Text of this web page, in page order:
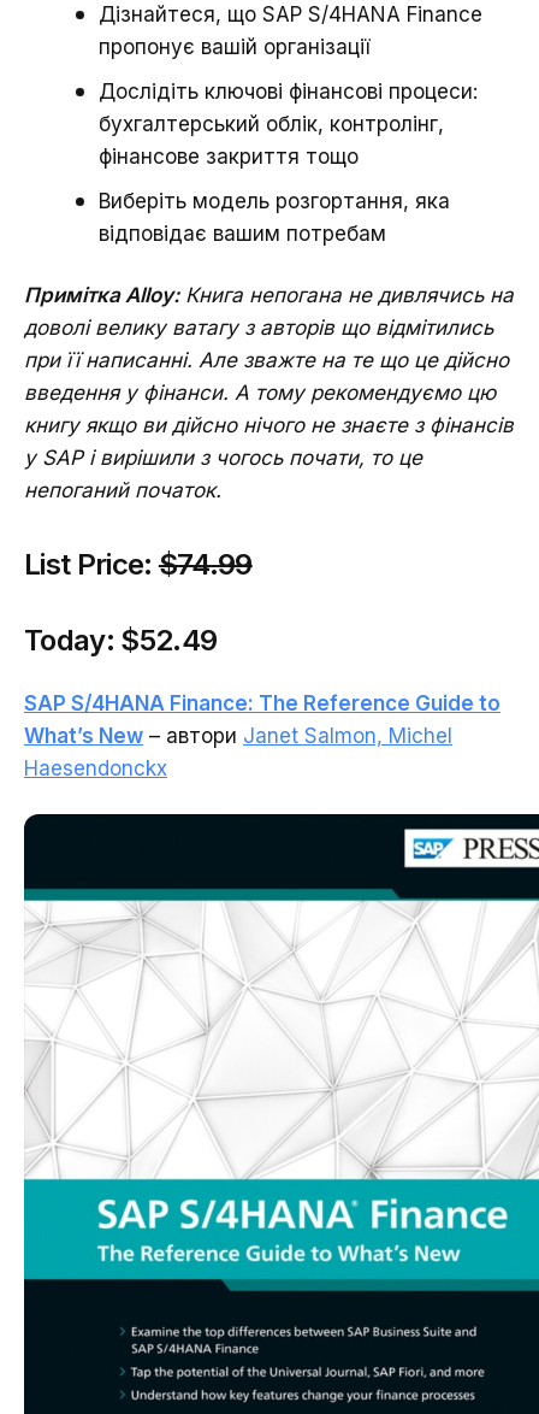
Дізнайтеся, що SAP S/4HANA Finance
пропонує вашій організації
Дослідіть ключові фінансові процеси:
бухгалтерський облік, контролінг,
фінансове закриття тощо
Виберіть модель розгортання, яка
відповідає вашим потребам
Примітка Alloy:Книга непогана не дивлячись на
доволі велику ватагу з авторів що відмітились
при її написанні. Але зважте на те що це дійсно
введення у фінанси. А тому рекомендуємо цю
книгу якщо ви дійсно нічого не знаєте з фінансів
у SAP і вирішили з чогось почати, то це
непоганий початок.
List Price:$74.99
Today: $52.49
SAP S/4HANA Finance: The Reference Guide to
What’s New – автори Janet Salmon, Michel
Haesendonckx